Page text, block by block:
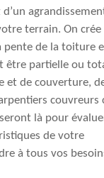
terrain. On crée
pente de la toiture
être partielle ou
et de couverture,
couvreurs
là pour
de votre
à tous vos